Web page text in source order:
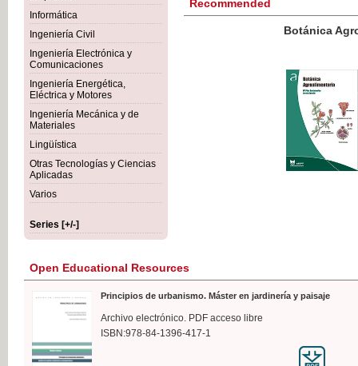
Informática
Ingeniería Civil
Ingeniería Electrónica y
Comunicaciones
Ingeniería Energética,
Eléctrica y Motores
Ingeniería Mecánica y de
Materiales
Lingüística
Otras Tecnologías y Ciencias
Aplicadas
Varios
Series [+/-]
Recommended
Botánica Agroalimentaria
VAT
Open Educational Resources
Principios de urbanismo. Máster en jardinería y paisaje
Archivo electrónico. PDF acceso libre
ISBN:978-84-1396-417-1